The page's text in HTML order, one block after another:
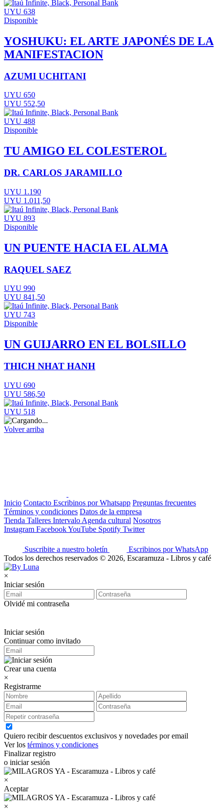
UYU 638
Disponible
YOSHUKU: EL ARTE JAPONÉS DE LA
MANIFESTACION
AZUMI UCHITANI
UYU 650
UYU 552,50
UYU 488
Disponible
TU AMIGO EL COLESTEROL
DR. CARLOS JARAMILLO
UYU 1.190
UYU 1.011,50
UYU 893
Disponible
UN PUENTE HACIA EL ALMA
RAQUEL SAEZ
UYU 990
UYU 841,50
UYU 743
Disponible
UN GUIJARRO EN EL BOLSILLO
THICH NHAT HANH
UYU 690
UYU 586,50
UYU 518
Volver arriba
Inicio Contacto Escribinos por Whatsapp Preguntas frecuentes
Términos y condiciones Datos de la empresa
Tienda Talleres Intervalo Agenda cultural Nosotros
Instagram FacebookYouTube Spotify Twitter
Suscribite a nuestro boletín
Escribinos por WhatsApp
Todos los derechos reservados © 2026, Escaramuza - Libros y café
×
Iniciar sesión
Olvidé mi contraseña
Iniciar sesión
Continuar como invitado
Crear una cuenta
×
Registrarme
Quiero recibir descuentos exclusivos y novedades por email
Ver los términos y condiciones
Finalizar registro
o iniciar sesión
×
Aceptar
×